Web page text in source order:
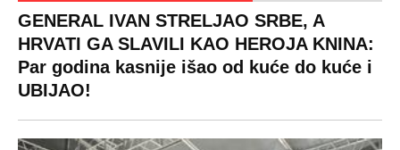
GENERAL IVAN STRELJAO SRBE, A
HRVATI GA SLAVILI KAO HEROJA KNINA:
Par godina kasnije išao od kuće do kuće i
UBIJAO!